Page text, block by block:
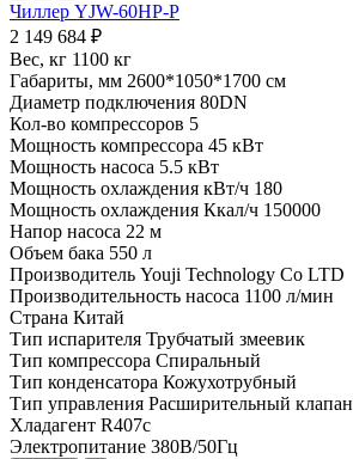
Чиллер YJW-60HP-P
2 149 684 ₽
Вес, кг 1100 кг
Габариты, мм 2600*1050*1700 см
Диаметр подключения 80DN
Кол-во компрессоров 5
Мощность компрессора 45 кВт
Мощность насоса 5.5 кВт
Мощность охлаждения кВт/ч 180
Мощность охлаждения Ккал/ч 150000
Напор насоса 22 м
Объем бака 550 л
Производитель Youji Technology Co LTD
Производительность насоса 1100 л/мин
Страна Китай
Тип испарителя Трубчатый змеевик
Тип компрессора Спиральный
Тип конденсатора Кожухотрубный
Тип управления Расширительный клапан
Хладагент R407c
Электропитание 380В/50Гц